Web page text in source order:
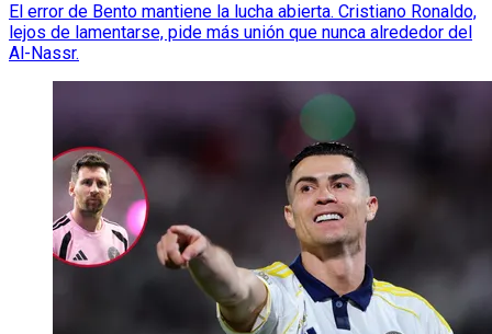
El error de Bento mantiene la lucha abierta. Cristiano Ronaldo,
lejos de lamentarse, pide más unión que nunca alrededor del
Al-Nassr.